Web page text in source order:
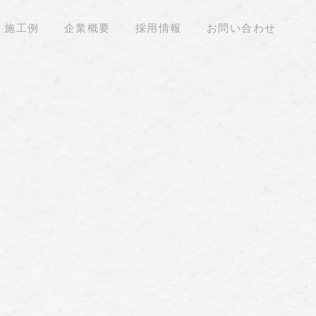
施工例 企業概要 採用情報 お問い合わせ